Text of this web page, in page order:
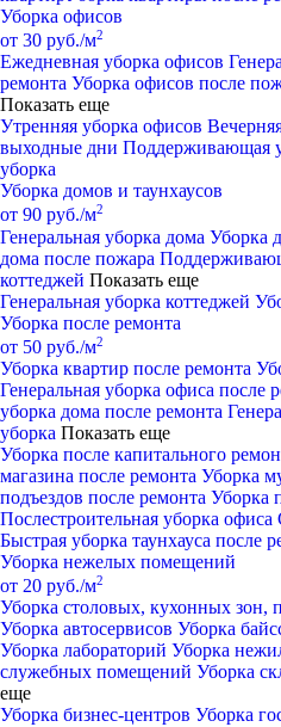
Уборка офисов
от 30 руб./м2
Ежедневная уборка офисов
ремонта Уборка офисов после
Показать еще
Утренняя уборка офисов
выходные дни Поддерживающая
уборка
Уборка домов и таунхаусов
от 90 руб./м2
Генеральная уборка дома Уборка
дома после пожара
коттеджей Показать еще
Генеральная уборка коттеджей
Уборка после ремонта
от 50 руб./м2
Уборка квартир после ремонта
Генеральная уборка офиса после
уборка дома после ремонта
уборка Показать еще
Уборка после капитального
магазина после ремонта Уборка
подъездов после ремонта Уборка
Послестроительная уборка офиса
Быстрая уборка таунхауса после
Уборка нежелых помещений
от 20 руб./м2
Уборка столовых, кухонных зон,
Уборка автосервисов Уборка
Уборка лабораторий Уборка
служебных помещений Уборка
еще
Уборка бизнес-центров Уборка